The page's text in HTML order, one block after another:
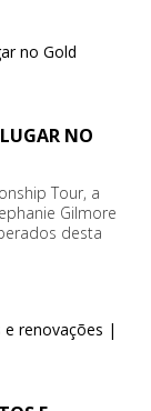
NO
Tour, a
Gilmore
desta